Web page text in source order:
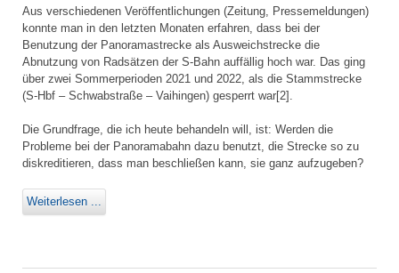
Aus verschiedenen Veröffentlichungen (Zeitung, Pressemeldungen)
konnte man in den letzten Monaten erfahren, dass bei der
Benutzung der Panoramastrecke als Ausweichstrecke die
Abnutzung von Radsätzen der S-Bahn auffällig hoch war. Das ging
über zwei Sommerperioden 2021 und 2022, als die Stammstrecke
(S-Hbf – Schwabstraße – Vaihingen) gesperrt war[2].
Die Grundfrage, die ich heute behandeln will, ist: Werden die
Probleme bei der Panoramabahn dazu benutzt, die Strecke so zu
diskreditieren, dass man beschließen kann, sie ganz aufzugeben?
Weiterlesen ...